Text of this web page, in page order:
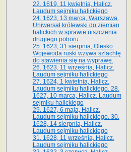
22. 1619, 11 kwietnia, Halicz.
Laudum sejmiku halickiego
24. 1623, 13 marca, Warszawa.
Uniwersał królewski do ziemian
halickich w sprawie uiszczenia
drugiego poboru
25. 1623, 31 sierpnia, Olesko.
Wojewoda ruski wzywa szlachtę
do stawienia się na wyprawę.
26. 1623, 11 września, Halicz.
Laudum sejmiku halickiego
27. 1624, 1 kwietnia, Halicz.
Laudum sejmiku halickiego. 28.
1627, 10 marca, Halicz. Laudum
sejmiku halickiego
29. 1627, 6 maja, Halicz.
Laudum sejmiku halickiego. 30.
1628, 14 sierpnia, Halicz.
Laudum sejmiku halickiego
31. 1628, 11 września, Halicz.
Laudum sejmiku halickiego